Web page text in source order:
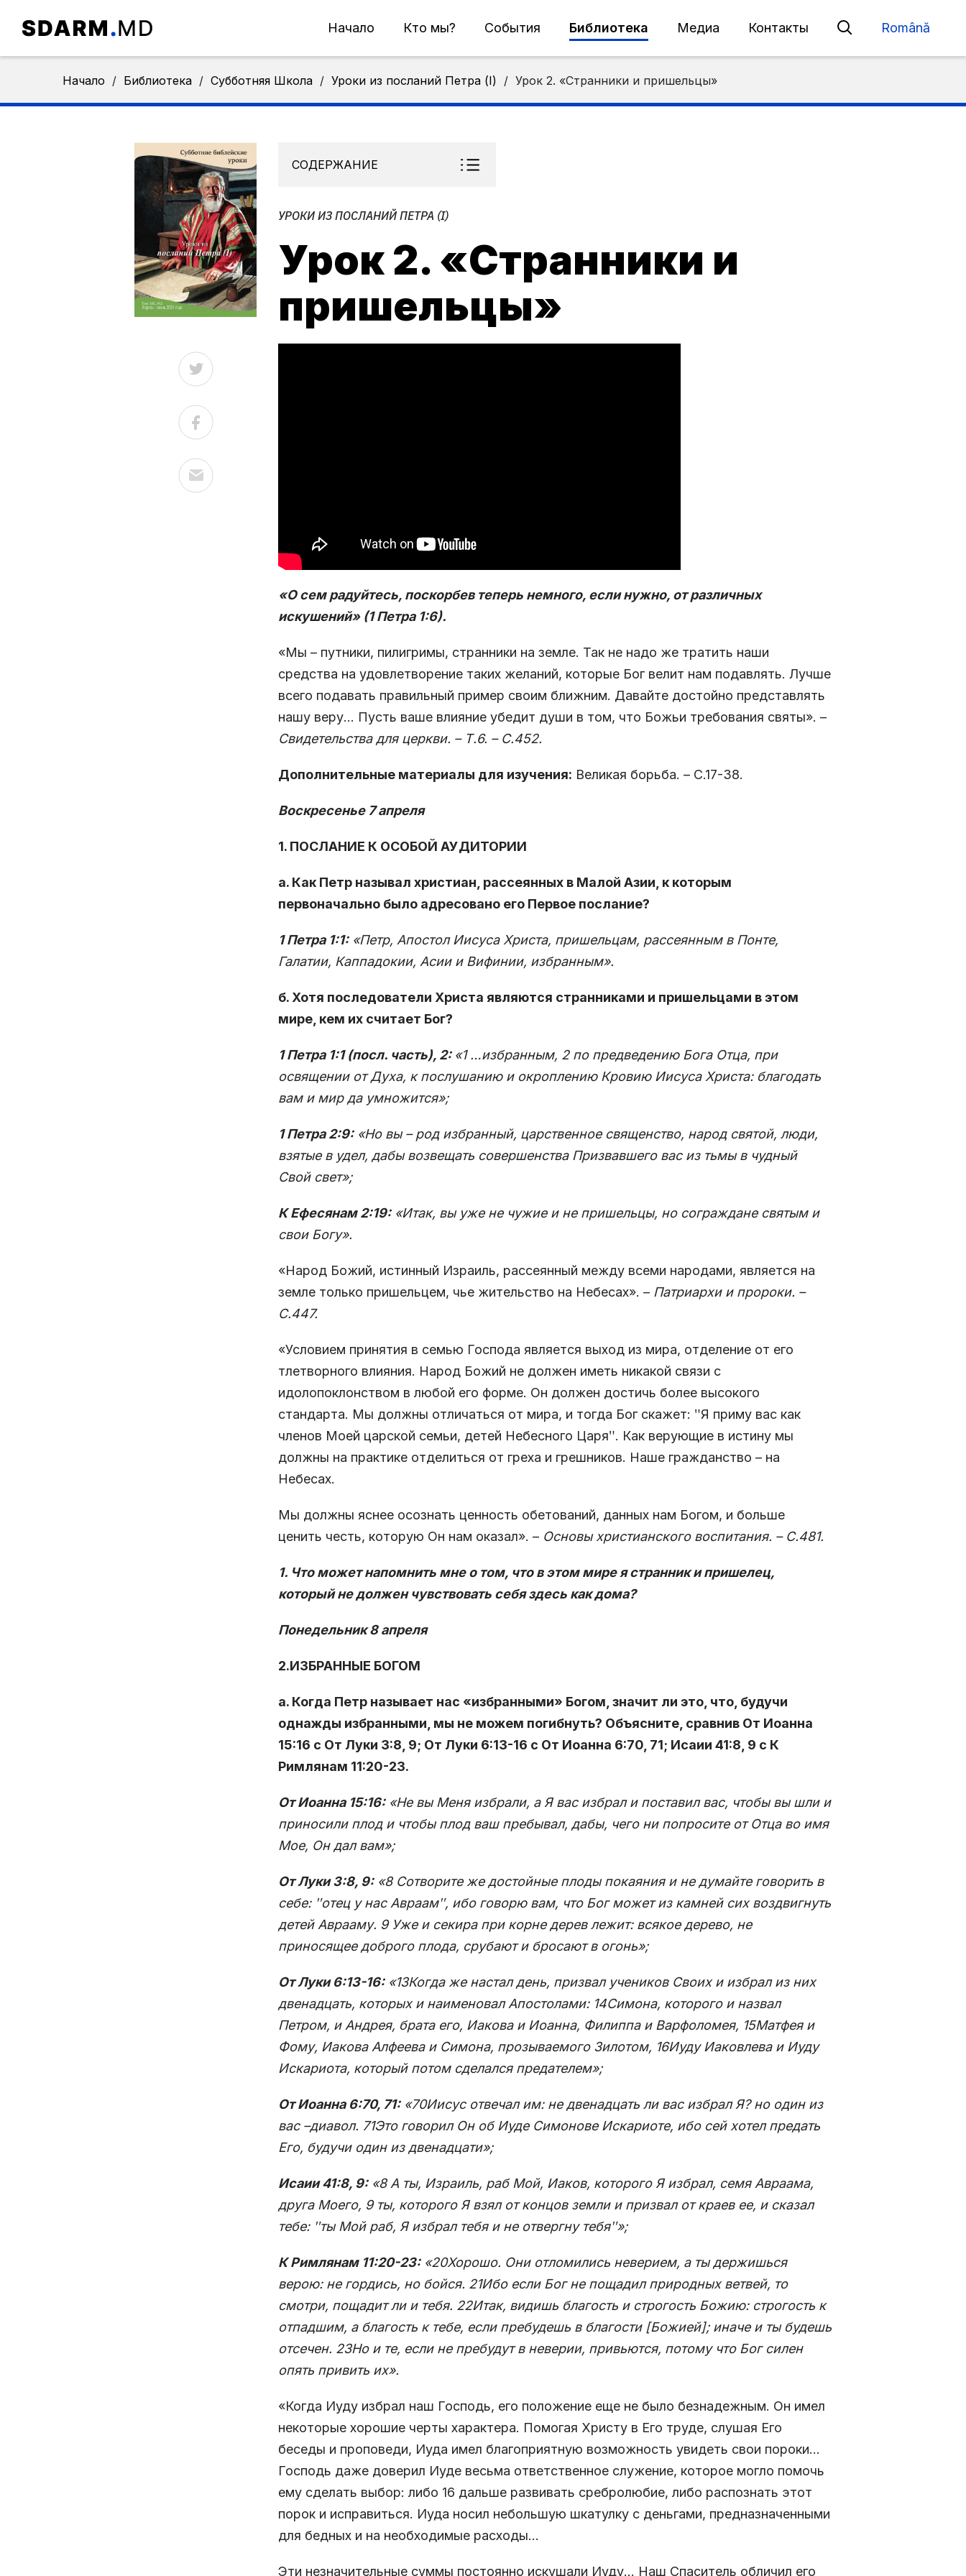
Начало Кто мы? События Библиотека Медиа Контакты Română
Начало / Библиотека / Субботняя Школа / Уроки из посланий Петра (I) / Урок 2. «Странники и пришельцы»
СОДЕРЖАНИЕ
УРОКИ ИЗ ПОСЛАНИЙ ПЕТРА (I)
Урок 2. «Странники и
пришельцы»
«О сем радуйтесь, поскорбев теперь немного, если нужно, от различных
искушений» (1 Петра 1:6).
«Мы – путники, пилигримы, странники на земле. Так не надо же тратить наши
средства на удовлетворение таких желаний, которые Бог велит нам подавлять. Лучше
всего подавать правильный пример своим ближним. Давайте достойно представлять
нашу веру… Пусть ваше влияние убедит души в том, что Божьи требования святы». –
Свидетельства для церкви. – Т.6. – С.452.
Дополнительные материалы для изучения: Великая борьба. – С.17-38.
Воскресенье 7 апреля
1. ПОСЛАНИЕ К ОСОБОЙ АУДИТОРИИ
а. Как Петр называл христиан, рассеянных в Малой Азии, к которым
первоначально было адресовано его Первое послание?
1 Петра 1:1:«Петр, Апостол Иисуса Христа, пришельцам, рассеянным в Понте,
Галатии, Каппадокии, Асии и Вифинии, избранным».
б. Хотя последователи Христа являются странниками и пришельцами в этом
мире, кем их считает Бог?
1 Петра 1:1 (посл. часть), 2: «1 …избранным, 2 по предведению Бога Отца, при
освящении от Духа, к послушанию и окроплению Кровию Иисуса Христа: благодать
вам и мир да умножится»;
1 Петра 2:9:«Но вы – род избранный, царственное священство, народ святой, люди,
взятые в удел, дабы возвещать совершенства Призвавшего вас из тьмы в чудный
Свой свет»;
К Ефесянам 2:19:«Итак, вы уже не чужие и не пришельцы, но сограждане святым и
свои Богу».
«Народ Божий, истинный Израиль, рассеянный между всеми народами, является на
земле только пришельцем, чье жительство на Небесах». – Патриархи и пророки. –
С.447.
«Условием принятия в семью Господа является выход из мира, отделение от его
тлетворного влияния. Народ Божий не должен иметь никакой связи с
идолопоклонством в любой его форме. Он должен достичь более высокого
стандарта. Мы должны отличаться от мира, и тогда Бог скажет: ʺЯ приму вас как
членов Моей царской семьи, детей Небесного Царяʺ. Как верующие в истину мы
должны на практике отделиться от греха и грешников. Наше гражданство – на
Небесах.
Мы должны яснее осознать ценность обетований, данных нам Богом, и больше
ценить честь, которую Он нам оказал». – Основы христианского воспитания. – С.481.
1. Что может напомнить мне о том, что в этом мире я странник и пришелец,
который не должен чувствовать себя здесь как дома?
Понедельник 8 апреля
2.ИЗБРАННЫЕ БОГОМ
а. Когда Петр называет нас «избранными» Богом, значит ли это, что, будучи
однажды избранными, мы не можем погибнуть? Объясните, сравнив От Иоанна
15:16 с От Луки 3:8, 9; От Луки 6:13-16 с От Иоанна 6:70, 71; Исаии 41:8, 9 с К
Римлянам 11:20-23.
От Иоанна 15:16:«Не вы Меня избрали, а Я вас избрал и поставил вас, чтобы вы шли и
приносили плод и чтобы плод ваш пребывал, дабы, чего ни попросите от Отца во имя
Мое, Он дал вам»;
От Луки 3:8, 9:«8 Сотворите же достойные плоды покаяния и не думайте говорить в
себе: ʺотец у нас Авраамʺ, ибо говорю вам, что Бог может из камней сих воздвигнуть
детей Аврааму. 9 Уже и секира при корне дерев лежит: всякое дерево, не
приносящее доброго плода, срубают и бросают в огонь»;
От Луки 6:13-16:«13Когда же настал день, призвал учеников Своих и избрал из них
двенадцать, которых и наименовал Апостолами: 14Симона, которого и назвал
Петром, и Андрея, брата его, Иакова и Иоанна, Филиппа и Варфоломея, 15Матфея и
Фому, Иакова Алфеева и Симона, прозываемого Зилотом, 16Иуду Иаковлева и Иуду
Искариота, который потом сделался предателем»;
От Иоанна 6:70, 71:«70Иисус отвечал им: не двенадцать ли вас избрал Я? но один из
вас –диавол. 71Это говорил Он об Иуде Симонове Искариоте, ибо сей хотел предать
Его, будучи один из двенадцати»;
Исаии 41:8, 9:«8 А ты, Израиль, раб Мой, Иаков, которого Я избрал, семя Авраама,
друга Моего, 9 ты, которого Я взял от концов земли и призвал от краев ее, и сказал
тебе: ʺты Мой раб, Я избрал тебя и не отвергну тебяʺ»;
К Римлянам 11:20-23:«20Хорошо. Они отломились неверием, а ты держишься
верою: не гордись, но бойся. 21Ибо если Бог не пощадил природных ветвей, то
смотри, пощадит ли и тебя. 22Итак, видишь благость и строгость Божию: строгость к
отпадшим, а благость к тебе, если пребудешь в благости [Божией]; иначе и ты будешь
отсечен. 23Но и те, если не пребудут в неверии, привьются, потому что Бог силен
опять привить их».
«Когда Иуду избрал наш Господь, его положение еще не было безнадежным. Он имел
некоторые хорошие черты характера. Помогая Христу в Его труде, слушая Его
беседы и проповеди, Иуда имел благоприятную возможность увидеть свои пороки…
Господь даже доверил Иуде весьма ответственное служение, которое могло помочь
ему сделать выбор: либо 16 дальше развивать сребролюбие, либо распознать этот
порок и исправиться. Иуда носил небольшую шкатулку с деньгами, предназначенными
для бедных и на необходимые расходы…
Эти незначительные суммы постоянно искушали Иуду... Наш Спаситель обличил его